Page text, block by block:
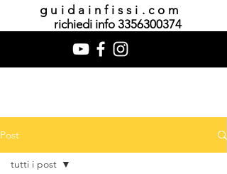
guidainfissi.com
richiedi info 3356300374
Post
tutti i post